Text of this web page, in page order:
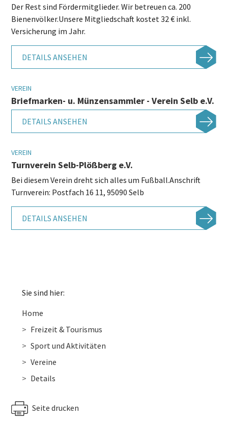
Der Rest sind Fördermitglieder. Wir betreuen ca. 200
Bienenvölker.Unsere Mitgliedschaft kostet 32 € inkl.
Versicherung im Jahr.
DETAILS ANSEHEN
VEREIN
Briefmarken- u. Münzensammler - Verein Selb e.V.
DETAILS ANSEHEN
VEREIN
Turnverein Selb-Plößberg e.V.
Bei diesem Verein dreht sich alles um Fußball.Anschrift
Turnverein: Postfach 16 11, 95090 Selb
DETAILS ANSEHEN
Sie sind hier:
Home
Freizeit & Tourismus
Sport und Aktivitäten
Vereine
Details
Seite drucken